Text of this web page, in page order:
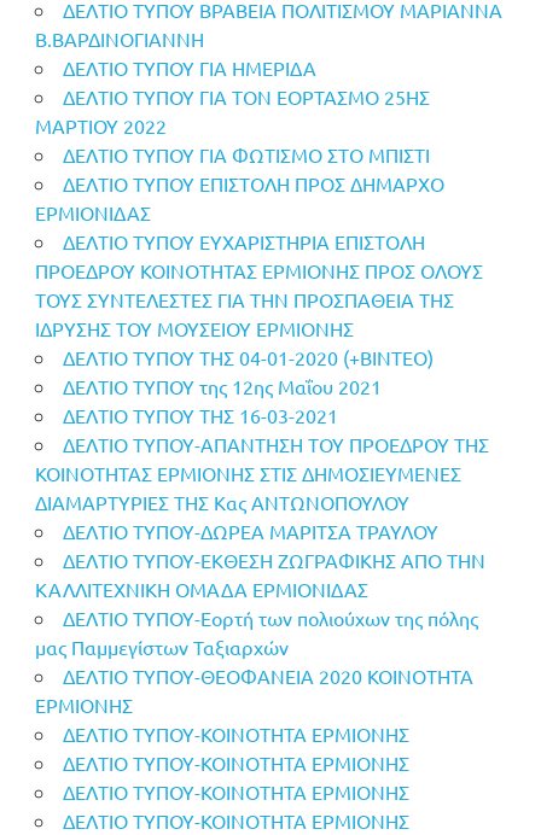
ΔΕΛΤΙΟ ΤΥΠΟΥ ΒΡΑΒΕΙΑ ΠΟΛΙΤΙΣΜΟΥ ΜΑΡΙΑΝΝΑ
Β.ΒΑΡΔΙΝΟΓΙΑΝΝΗ
ΔΕΛΤΙΟ ΤΥΠΟΥ ΓΙΑ ΗΜΕΡΙΔΑ
ΔΕΛΤΙΟ ΤΥΠΟΥ ΓΙΑ ΤΟΝ ΕΟΡΤΑΣΜΟ 25ΗΣ
ΜΑΡΤΙΟΥ 2022
ΔΕΛΤΙΟ ΤΥΠΟΥ ΓΙΑ ΦΩΤΙΣΜΟ ΣΤΟ ΜΠΙΣΤΙ
ΔΕΛΤΙΟ ΤΥΠΟΥ ΕΠΙΣΤΟΛΗ ΠΡΟΣ ΔΗΜΑΡΧΟ
ΕΡΜΙΟΝΙΔΑΣ
ΔΕΛΤΙΟ ΤΥΠΟΥ ΕΥΧΑΡΙΣΤΗΡΙΑ ΕΠΙΣΤΟΛΗ
ΠΡΟΕΔΡΟΥ ΚΟΙΝΟΤΗΤΑΣ ΕΡΜΙΟΝΗΣ ΠΡΟΣ ΟΛΟΥΣ
ΤΟΥΣ ΣΥΝΤΕΛΕΣΤΕΣ ΓΙΑ ΤΗΝ ΠΡΟΣΠΑΘΕΙΑ ΤΗΣ
ΙΔΡΥΣΗΣ ΤΟΥ ΜΟΥΣΕΙΟΥ ΕΡΜΙΟΝΗΣ
ΔΕΛΤΙΟ ΤΥΠΟΥ ΤΗΣ 04-01-2020 (+ΒΙΝΤΕΟ)
ΔΕΛΤΙΟ ΤΥΠΟΥ της 12ης Μαΐου 2021
ΔΕΛΤΙΟ ΤΥΠΟΥ ΤΗΣ 16-03-2021
ΔΕΛΤΙΟ ΤΥΠΟΥ-ΑΠΑΝΤΗΣΗ ΤΟΥ ΠΡΟΕΔΡΟΥ ΤΗΣ
ΚΟΙΝΟΤΗΤΑΣ ΕΡΜΙΟΝΗΣ ΣΤΙΣ ΔΗΜΟΣΙΕΥΜΕΝΕΣ
ΔΙΑΜΑΡΤΥΡΙΕΣ ΤΗΣ Κας ΑΝΤΩΝΟΠΟΥΛΟΥ
ΔΕΛΤΙΟ ΤΥΠΟΥ-ΔΩΡΕΑ ΜΑΡΙΤΣΑ ΤΡΑΥΛΟΥ
ΔΕΛΤΙΟ ΤΥΠΟΥ-ΕΚΘΕΣΗ ΖΩΓΡΑΦΙΚΗΣ ΑΠΟ ΤΗΝ
ΚΑΛΛΙΤΕΧΝΙΚΗ ΟΜΑΔΑ ΕΡΜΙΟΝΙΔΑΣ
ΔΕΛΤΙΟ ΤΥΠΟΥ-Εορτή των πολιούχων της πόλης
μας Παμμεγίστων Ταξιαρχών
ΔΕΛΤΙΟ ΤΥΠΟΥ-ΘΕΟΦΑΝΕΙΑ 2020 ΚΟΙΝΟΤΗΤΑ
ΕΡΜΙΟΝΗΣ
ΔΕΛΤΙΟ ΤΥΠΟΥ-ΚΟΙΝΟΤΗΤΑ ΕΡΜΙΟΝΗΣ
ΔΕΛΤΙΟ ΤΥΠΟΥ-ΚΟΙΝΟΤΗΤΑ ΕΡΜΙΟΝΗΣ
ΔΕΛΤΙΟ ΤΥΠΟΥ-ΚΟΙΝΟΤΗΤΑ ΕΡΜΙΟΝΗΣ
ΔΕΛΤΙΟ ΤΥΠΟΥ-ΚΟΙΝΟΤΗΤΑ ΕΡΜΙΟΝΗΣ